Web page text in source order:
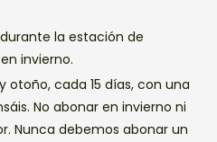
la estación de
invierno.
otoño, cada 15 días, con una
No abonar en invierno ni
Nunca debemos abonar un